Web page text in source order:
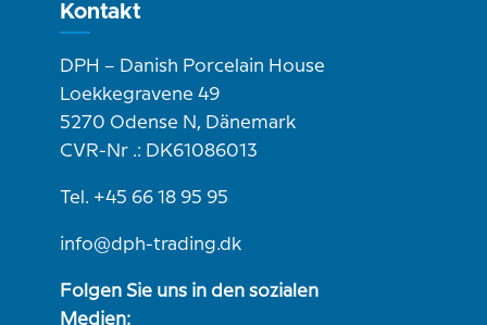
Kontakt
DPH – Danish Porcelain House
Loekkegravene 49
5270 Odense N, Dänemark
CVR-Nr .: DK61086013
Tel. +45 66 18 95 95
info@dph-trading.dk
Folgen Sie uns in den sozialen
Medien: